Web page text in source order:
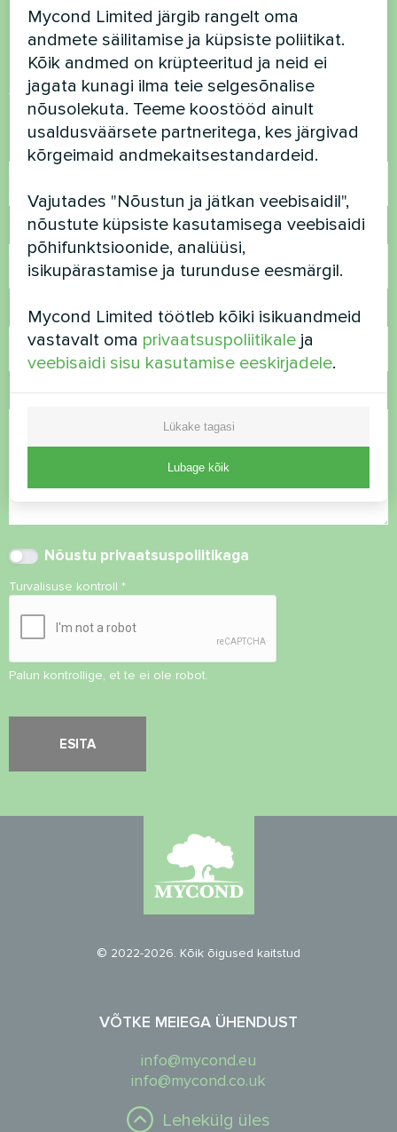
Soovid osta või on
küsimusi?
Võtke meiega ühendust ja me aitame teid
Nimi
Telefoninumber
E-post
Nõustu privaatsuspoliitikaga
Turvalisuse kontroll *
Palun kontrollige, et te ei ole robot.
© 2022-2026. Kõik õigused kaitstud
VÕTKE MEIEGA ÜHENDUST
info@mycond.eu
info@mycond.co.uk
Lehekülg üles
Mycond Limited järgib rangelt oma
andmete säilitamise ja küpsiste poliitikat.
Kõik andmed on krüpteeritud ja neid ei
jagata kunagi ilma teie selgesõnalise
nõusolekuta. Teeme koostööd ainult
usaldusväärsete partneritega, kes järgivad
kõrgeimaid andmekaitsestandardeid.
Vajutades "Nõustun ja jätkan veebisaidil",
nõustute küpsiste kasutamisega veebisaidi
põhifunktsioonide, analüüsi,
isikupärastamise ja turunduse eesmärgil.
Mycond Limited töötleb kõiki isikuandmeid
vastavalt oma privaatsuspoliitikale ja
veebisaidi sisu kasutamise eeskirjadele.
Lükake tagasi
Lubage kõik